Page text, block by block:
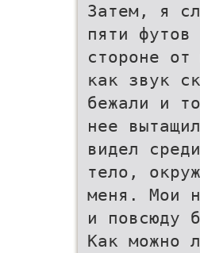
Затем, я
пяти
стороне
как звук
бежали и
нее
видел
тело,
меня. Мои
и повсюду
Как можно